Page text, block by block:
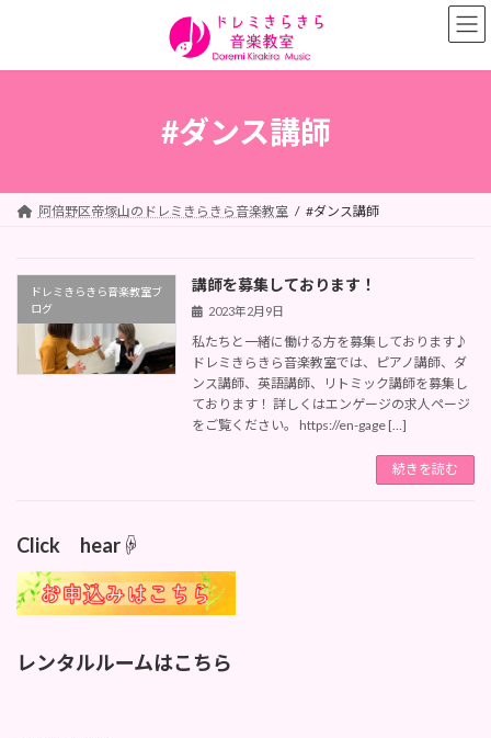
ン
ー
#ダンス講師
阿倍野区帝塚山のドレミきらきら音楽教室 #ダンス講師
ドレミきらきら音楽教室ブ
ログ
講師を募集しております！
2023年2月9日
私たちと一緒に働ける方を募集しております♪
ドレミきらきら音楽教室では、ピアノ講師、ダ
ンス講師、英語講師、リトミック講師を募集し
ております！ 詳しくはエンゲージの求人ページ
をご覧ください。 https://en-gage […]
続きを読む
Click hear☟
レンタルルームはこちら